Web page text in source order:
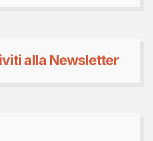
alla Newsletter